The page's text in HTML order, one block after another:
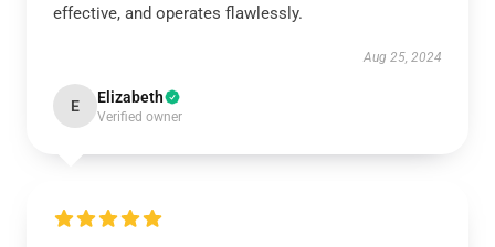
effective, and operates flawlessly.
Aug 25, 2024
E Elizabeth
Verified owner